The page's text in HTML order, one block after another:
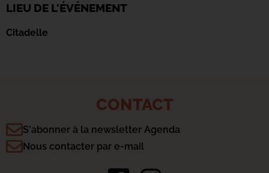
LIEU DE L'ÉVÉNEMENT
Citadelle
CONTACT
S'abonner à la newsletter Agenda
Nous contacter par e-mail